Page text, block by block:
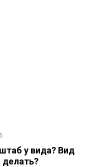
у вида? Вид
делать?